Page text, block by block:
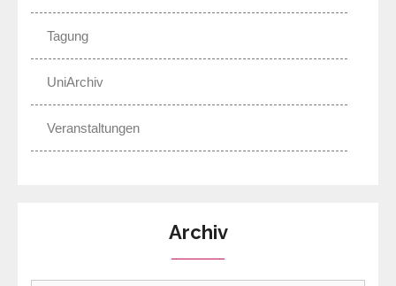
Tagung
UniArchiv
Veranstaltungen
Archiv